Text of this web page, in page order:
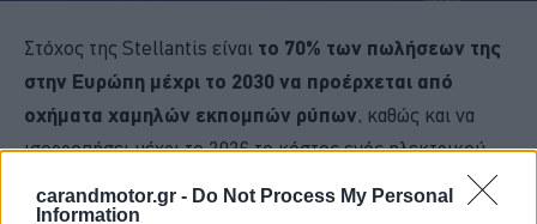
carandmotor.gr - Do Not Process My Personal
Information
Στόχος της Stellantis είναι το 70% των πωλήσεων της
στην Ευρώπη μέχρι το 2030 να προέρχεται από
οχήματα χαμηλών εκπομπών ρύπων, καθώς και να
ισορροπήσει μέχρι το 2026 το κόστος ενός ηλεκτρικού
μοντέλου με αυτό ενός συμβατικού.